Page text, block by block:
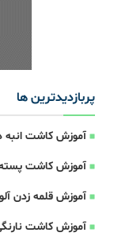
پربازدیدترین ها
آموزش کاشت انبه
آموزش کاشت
آموزش قلمه زدن
آموزش کاشت